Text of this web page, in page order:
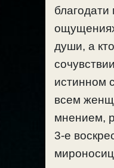
души, а
истинном
всем
мнением,
3-е